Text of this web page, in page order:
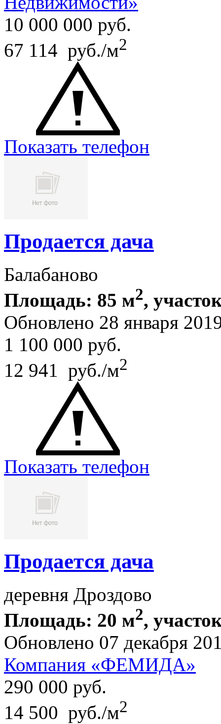
10 000 000 руб.
67 114 руб./м2
Показать телефон
Продается дача
Балабаново
Площадь: 85 м2,
Обновлено 28 января
1 100 000 руб.
12 941 руб./м2
Показать телефон
Продается дача
деревня Дроздово
Площадь: 20 м2,
Обновлено 07 декабря
Компания «ФЕМИДА»
290 000 руб.
14 500 руб./м2